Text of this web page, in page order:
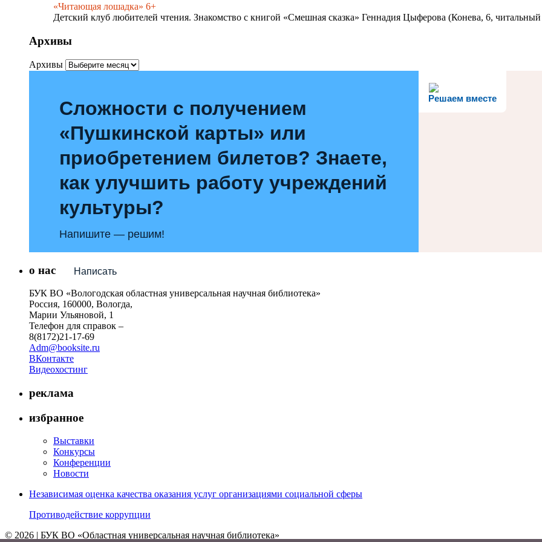
«Читающая лошадка» 6+
Детский клуб любителей чтения. Знакомство с книгой «Смешная сказка» Геннадия Цыферова (Конева, 6, читальный
Архивы
Архивы
Решаем вместе
Сложности с получением
«Пушкинской карты» или
приобретением билетов? Знаете,
как улучшить работу учреждений
культуры?
Напишите — решим!
Написать
о нас
БУК ВО «Вологодская областная универсальная научная библиотека»
Россия, 160000, Вологда,
Марии Ульяновой, 1
Телефон для справок –
8(8172)21-17-69
Adm@booksite.ru
ВКонтакте
Видеохостинг
реклама
избранное
Выставки
Конкурсы
Конференции
Новости
Независимая оценка качества оказания услуг организациями социальной сферы
Противодействие коррупции
© 2026 | БУК ВО «Областная универсальная научная библиотека»